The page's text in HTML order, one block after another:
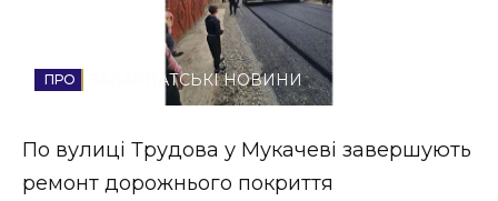
Втрачений Ужгород
ЗАКАРПАТСЬКІ НОВИНИ
По вулиці Трудова у Мукачеві завершують
ремонт дорожнього покриття